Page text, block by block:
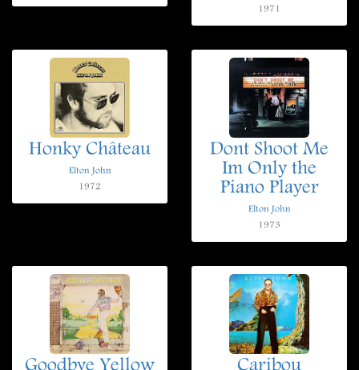
1971
Honky Château
Elton John
1972
Dont Shoot Me
Im Only the
Piano Player
Elton John
1973